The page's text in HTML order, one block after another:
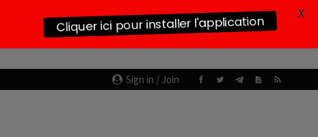
Sign in / Join
Cliquer ici pour installer l'application X